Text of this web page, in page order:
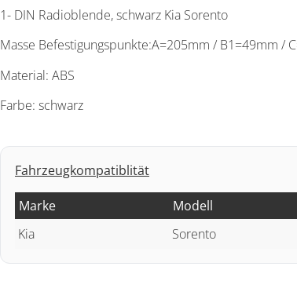
1- DIN Radioblende, schwarz Kia Sorento
Masse Befestigungspunkte:A=205mm / B1=49mm /
Material: ABS
Farbe: schwarz
Fahrzeugkompatiblität
Marke Modell
Kia
Sorento